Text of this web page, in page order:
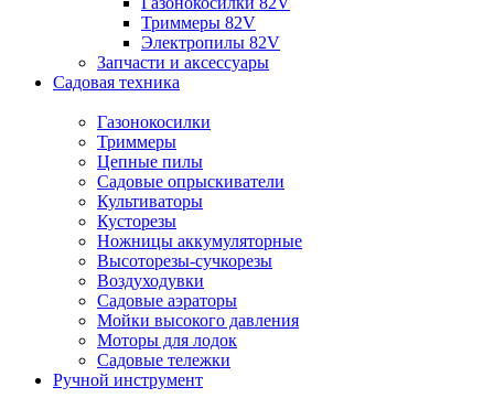
Триммеры 82V
Электропилы 82V
Запчасти и аксессуары
Садовая техника
Газонокосилки
Триммеры
Цепные пилы
Садовые опрыскиватели
Культиваторы
Кусторезы
Ножницы аккумуляторные
Высоторезы-сучкорезы
Воздуходувки
Садовые аэраторы
Мойки высокого давления
Моторы для лодок
Садовые тележки
Ручной инструмент